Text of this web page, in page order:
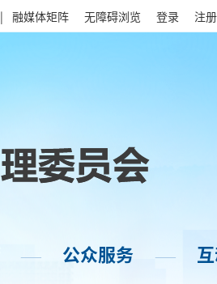
| 融媒体矩阵 无障碍浏览 登录 注册
—— 公众服务 ——